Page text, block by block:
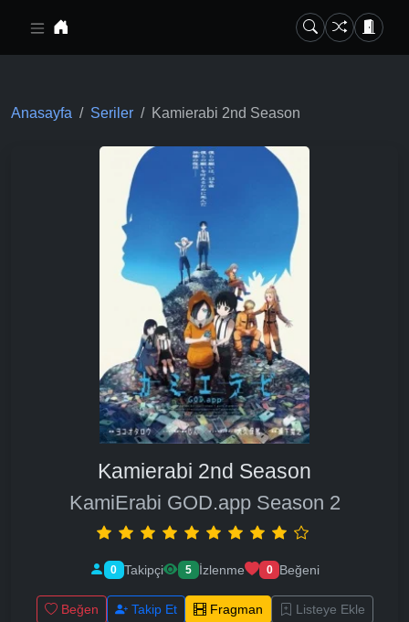
Anasayfa Seriler Kamierabi 2nd Season
Kamierabi 2nd Season
KamiErabi GOD.app Season 2
0 Takipçi 5 İzlenme 0 Beğeni
Beğen Takip Et Fragman Listeye Ekle